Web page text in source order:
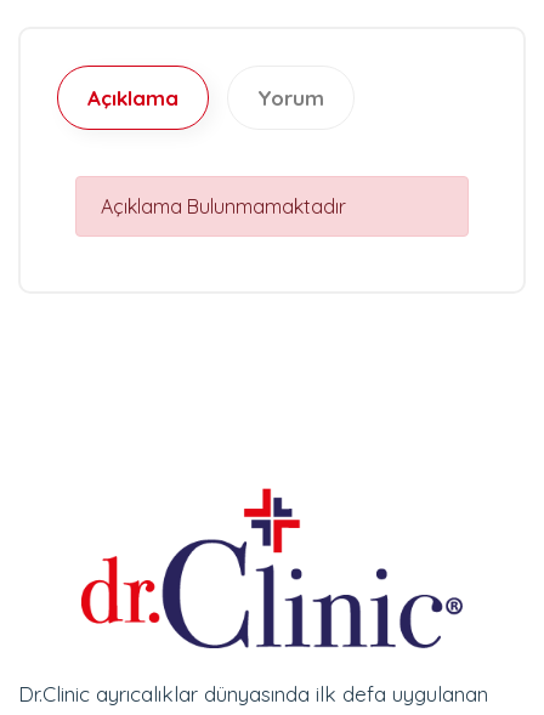
Açıklama Yorum
Açıklama Bulunmamaktadır
Dr.Clinic ayrıcalıklar dünyasında ilk defa uygulanan